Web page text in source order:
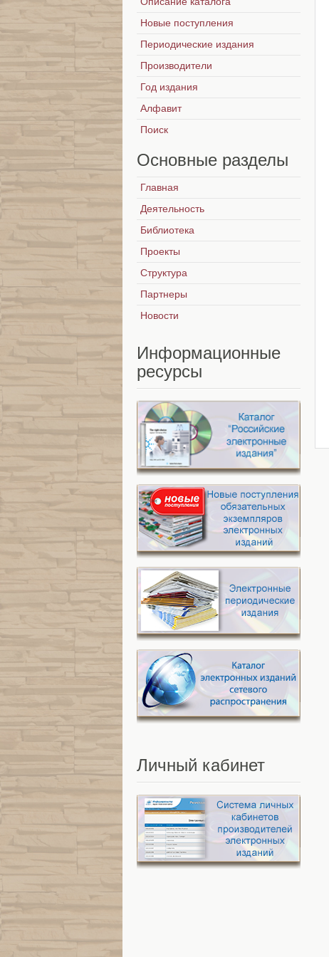
Новые поступления
Периодические издания
Производители
Год издания
Алфавит
Поиск
Основные разделы
Главная
Деятельность
Библиотека
Проекты
Структура
Партнеры
Новости
Информационные
ресурсы
Личный кабинет